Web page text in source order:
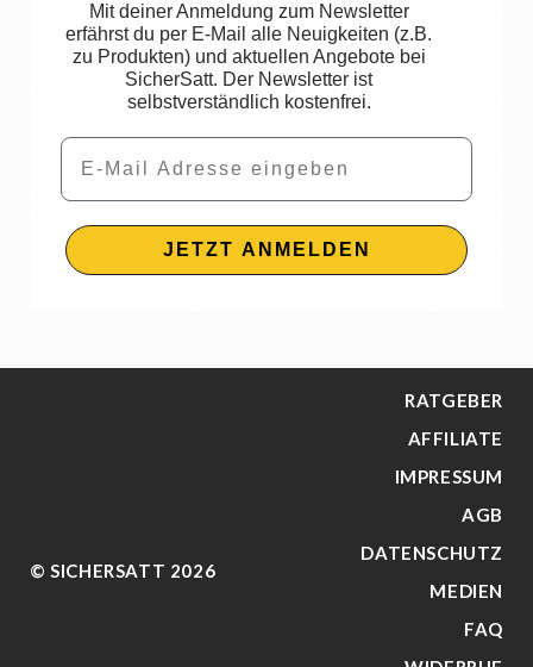
Mit deiner Anmeldung zum Newsletter
erfährst du per E-Mail alle Neuigkeiten (z.B.
zu Produkten) und aktuellen Angebote bei
SicherSatt. Der Newsletter ist
selbstverständlich kostenfrei.
Email
JETZT ANMELDEN
© SICHERSATT 2026
RATGEBER
AFFILIATE
IMPRESSUM
AGB
DATENSCHUTZ
MEDIEN
FAQ